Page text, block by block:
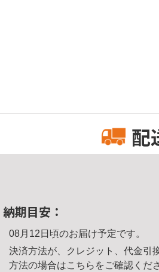
配
納期目安：
08月12日頃のお届け予定です。
決済方法が、クレジット、代金引
方法の場合はこちら をご確認くだ